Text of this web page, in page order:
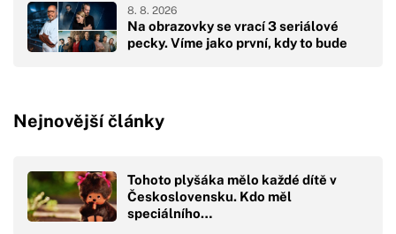
Na obrazovky se vrací 3 seriálové
pecky. Víme jako první, kdy to bude
8. 8. 2026
Nejnovější články
Tohoto plyšáka mělo každé dítě v
Československu. Kdo měl
speciálního…